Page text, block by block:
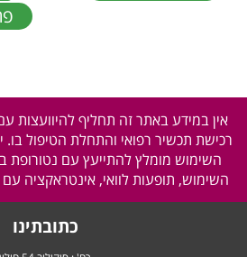
אין במידע באתר זה תחליף להיוועצות
רכישת תכשיר רפואי והתחלת הטיפול בו.
השימוש מומלץ להתייעץ עם נטורופת
השימוש, תופעות לוואי, אינטראקציה
כתובתינו